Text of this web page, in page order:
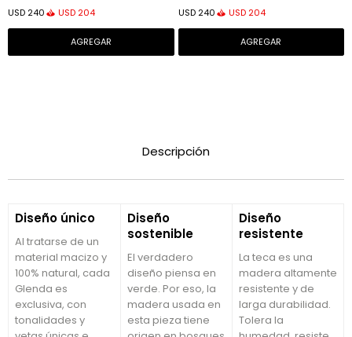
USD 240 USD 204 USD 240 USD 204
Descripción
Diseño único
Al tratarse de un
material macizo y
100% natural, cada
Glenda es
exclusiva, con
tonalidades y
Diseño
sostenible
El verdadero
diseño piensa en
verde. Por eso, la
madera usada en
esta pieza tiene
Diseño
resistente
La teca es una
madera altamente
resistente y de
larga durabilidad.
Tolera la